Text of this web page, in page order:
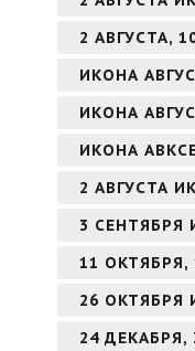
2 АВГУСТА,
ИКОНА
ИКОНА
ИКОНА
2 АВГУСТА
3
11
26 ОКТЯБРЯ
24